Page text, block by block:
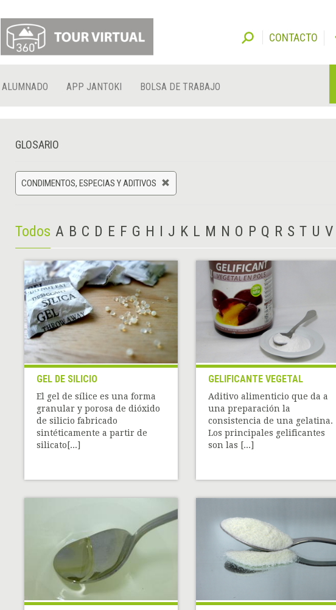
CONTACTO
ALUMNADO APP JANTOKI BOLSA DE TRABAJO
GLOSARIO
CONDIMENTOS, ESPECIAS Y ADITIVOS
Todos A B C D E F G H I J K L M N O P Q R S T U V
GEL DE SILICIO
El gel de sílice es una forma
granular y porosa de dióxido
de silicio fabricado
sintéticamente a partir de
silicato[...]
GELIFICANTE VEGETAL
Aditivo alimenticio que da a
una preparación la
consistencia de una gelatina.
Los principales gelificantes
son las [...]